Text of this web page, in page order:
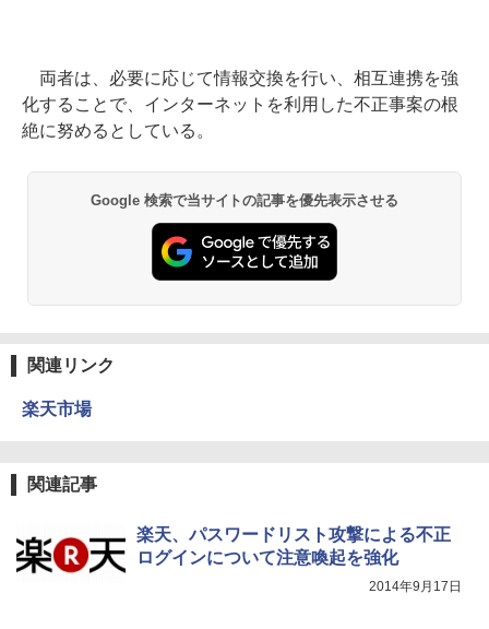
両者は、必要に応じて情報交換を行い、相互連携を強
化することで、インターネットを利用した不正事案の根
絶に努めるとしている。
Google 検索で当サイトの記事を優先表示させる
関連リンク
楽天市場
関連記事
楽天、パスワードリスト攻撃による不正
ログインについて注意喚起を強化
2014年9月17日